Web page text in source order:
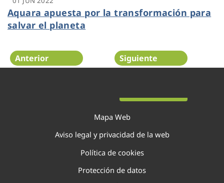
Aquara apuesta por la transformación para
salvar el planeta
Anterior Siguiente
Mapa Web
Aviso legal y privacidad de la web
Política de cookies
Protección de datos